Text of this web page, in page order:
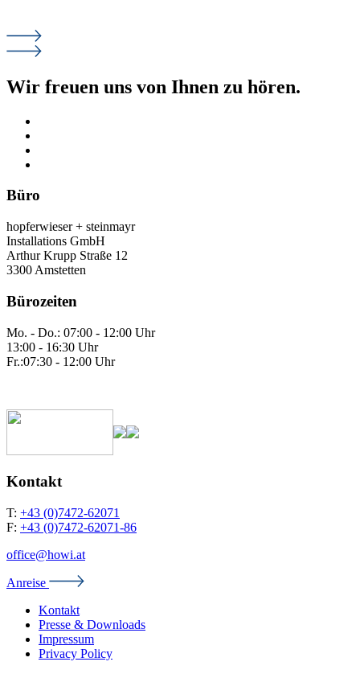
Wir freuen uns von Ihnen zu hören.
Büro
hopferwieser + steinmayr
Installations GmbH
Arthur Krupp Straße 12
3300 Amstetten
Bürozeiten
Mo. - Do.: 07:00 - 12:00 Uhr
13:00 - 16:30 Uhr
Fr.:07:30 - 12:00 Uhr
Kontakt
T: +43 (0)7472-62071
F: +43 (0)7472-62071-86
office@howi.at
Anreise
Kontakt
Presse & Downloads
Impressum
Privacy Policy